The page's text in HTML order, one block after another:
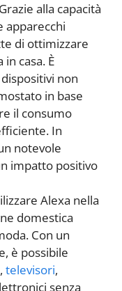
Grazie alla capacità
apparecchi
di ottimizzare
in casa. È
non
in base
il consumo
In
notevole
impatto positivo
Alexa nella
domestica
Con un
è possibile
televisori,
senza